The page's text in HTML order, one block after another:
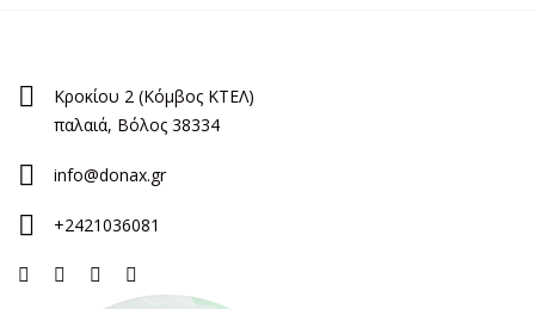
Κροκίου 2 (Κόμβος ΚΤΕΛ)
παλαιά, Βόλος 38334
info@donax.gr
+2421036081